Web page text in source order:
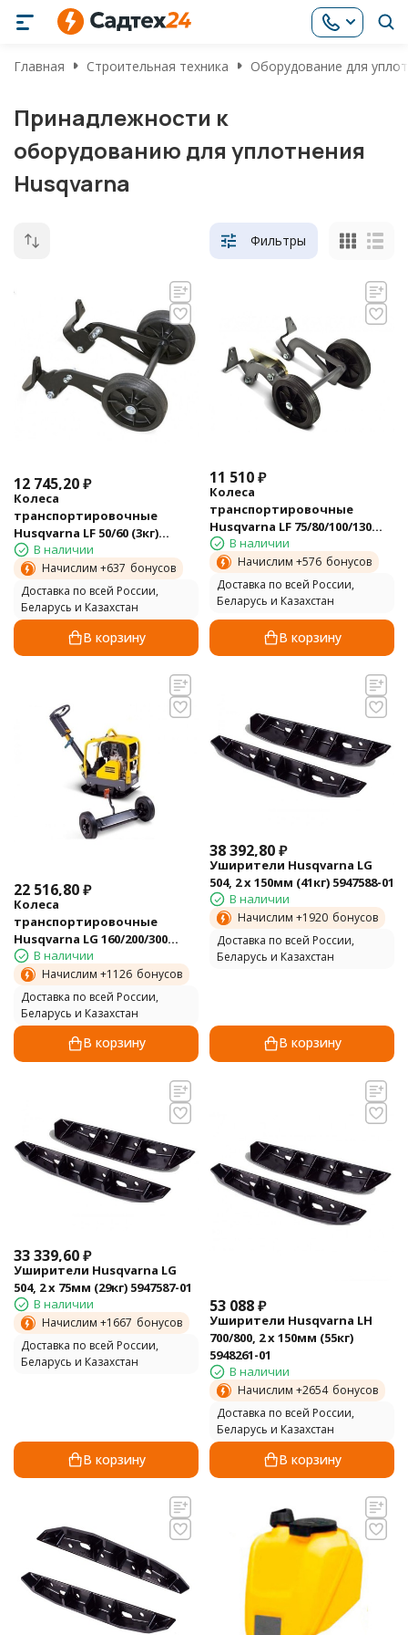
Главная Строительная техника Оборудование для
Принадлежности к
оборудованию для уплотнения
Husqvarna
Фильтры
12 745,20₽
Колеса
транспортировочные
Husqvarna LF 50/60 (3кг)
5951207-01
В наличии
Начислим +637 бонусов
Доставка по всей России,
Беларусь и Казахстан
В корзину
11 510₽
Колеса
транспортировочные
Husqvarna LF 75/80/100/130
(4кг) 5947508-01
В наличии
Начислим +576 бонусов
Доставка по всей России,
Беларусь и Казахстан
В корзину
22 516,80₽
Колеса
транспортировочные
Husqvarna LG 160/200/300
(12кг) 5948305-01
В наличии
Начислим +1126 бонусов
Доставка по всей России,
Беларусь и Казахстан
В корзину
38 392,80₽
Уширители Husqvarna LG
504, 2 х 150мм (41кг) 5947588-01
В наличии
Начислим +1920 бонусов
Доставка по всей России,
Беларусь и Казахстан
В корзину
33 339,60₽
Уширители Husqvarna LG
504, 2 х 75мм (29кг) 5947587-01
В наличии
Начислим +1667 бонусов
Доставка по всей России,
Беларусь и Казахстан
В корзину
53 088₽
Уширители Husqvarna LH
700/800, 2 х 150мм (55кг)
5948261-01
В наличии
Начислим +2654 бонусов
Доставка по всей России,
Беларусь и Казахстан
В корзину